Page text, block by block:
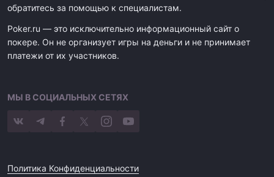
обратитесь за помощью к специалистам.
Poker.ru — это исключительно информационный сайт о
покере. Он не организует игры на деньги и не принимает
платежи от их участников.
МЫ В СОЦИАЛЬНЫХ СЕТЯХ
Политика Конфиденциальности